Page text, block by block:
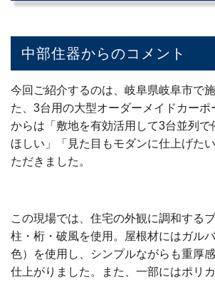
中部住器からのコメント
今回ご紹介するのは、岐阜県岐阜市で
た、3台用の大型オーダーメイドカーポ
からは「敷地を有効活用して3台並列で
ほしい」「見た目もモダンに仕上げた
ただきました。
この現場では、住宅の外観に調和する
柱・桁・破風を使用。屋根材にはガル
色）を使用し、シンプルながらも重厚
仕上がりました。また、一部にはポリ